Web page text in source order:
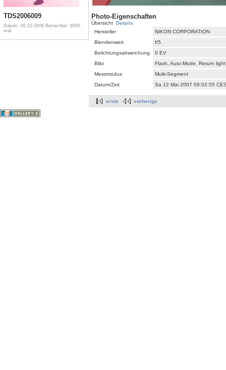
TDS2006009
Datum: 05.10.2006 Betrachtet: 6050
mal
Photo-Eigenschaften
Übersicht Details
Hersteller
NIKON CORPORATION
Blendenwert
f/5
Belichtungsabweichung
0 EV
Blitz
Flash, Auto-Mode, Return
Messmodus
Multi-Segment
Datum/Zeit
Sa 12 Mai 2007 09:02:55
erste vorherige